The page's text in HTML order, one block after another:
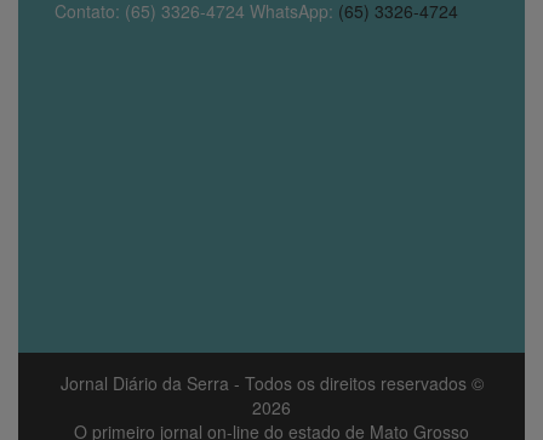
Contato: (65) 3326-4724 WhatsApp: (65) 3326-4724
Jornal Diário da Serra - Todos os direitos reservados ©
2026
O primeiro jornal on-line do estado de Mato Grosso